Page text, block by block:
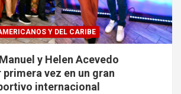
Y DEL CARIBE
y Helen Acevedo
vez en un gran
internacional